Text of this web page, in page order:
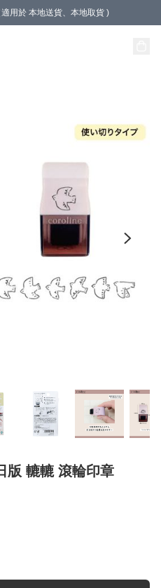
用於 本地送貨、本地取貨 )
版 轆轆 滾輪印章